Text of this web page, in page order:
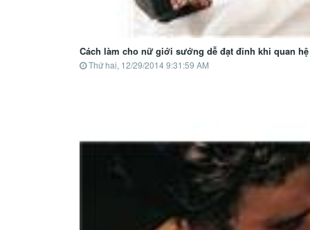
Cách làm cho nữ giới sướng dễ đạt đỉnh khi quan hệ
Thứ hai, 12/29/2014 9:31:59 AM